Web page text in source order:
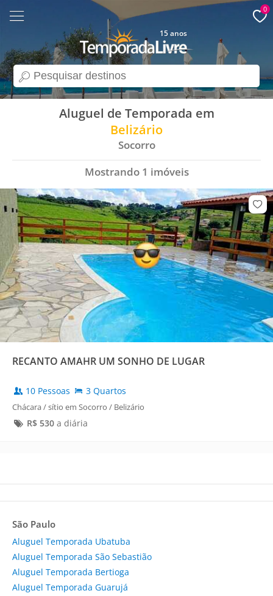
search
15 anos
0
Aluguel de Temporada em
Belizário
Socorro
Mostrando 1 imóveis
RECANTO AMAHR UM SONHO DE LUGAR
10 Pessoas 3 Quartos
Chácara / sítio em Socorro / Belizário
R$ 530a diária
São Paulo
Aluguel Temporada Ubatuba
Aluguel Temporada São Sebastião
Aluguel Temporada Bertioga
Aluguel Temporada Guarujá